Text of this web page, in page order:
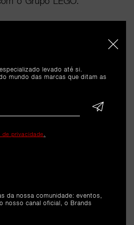
a escolha do elenco foi
a ligação genuína de cada
pessoas com uma relação
e com a cultura que o
para afirmar uma visão mais
cultural capaz de unir
e entretenimento à escala
levado até si.
mundo das marcas que ditam as
de privacidade
da nossa comunidade: eventos,
nosso canal oficial, o Brands